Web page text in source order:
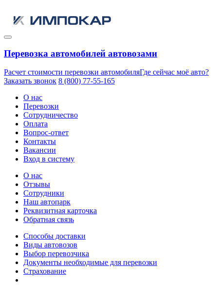
Перевозка автомобилей автовозами
Расчет стоимости перевозки автомобиляГде сейчас моё авто?
Заказать звонок 8 (800) 77-55-165
О нас
Перевозки
Сотрудничество
Оплата
Вопрос-ответ
Контакты
Вакансии
Вход в систему
О нас
Отзывы
Сотрудники
Наш автопарк
Реквизитная карточка
Обратная связь
Способы доставки
Виды автовозов
Выбор перевозчика
Документы необходимые для перевозки
Страхование